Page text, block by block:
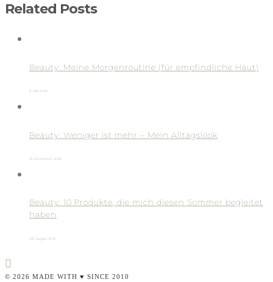
Related Posts
Beauty: Meine Morgenroutine (für empfindliche Haut)
3. Mai 2019
Beauty: Weniger ist mehr – Mein Alltagslook
13. November 2016
Beauty: 10 Produkte, die mich diesen Sommer begleitet
haben
29. August 2016
© 2026 MADE WITH ♥ SINCE 2010